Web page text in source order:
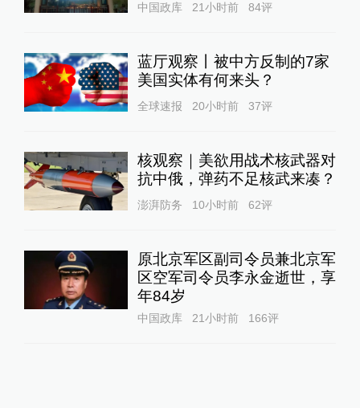
中国政库 21小时前 84评
蓝厅观察丨被中方反制的7家
美国实体有何来头？
全球速报 20小时前 37评
核观察｜美欲用战术核武器对
抗中俄，弹药不足核武来凑？
澎湃防务 10小时前 62评
原北京军区副司令员兼北京军
区空军司令员李永金逝世，享
年84岁
中国政库 21小时前 166评